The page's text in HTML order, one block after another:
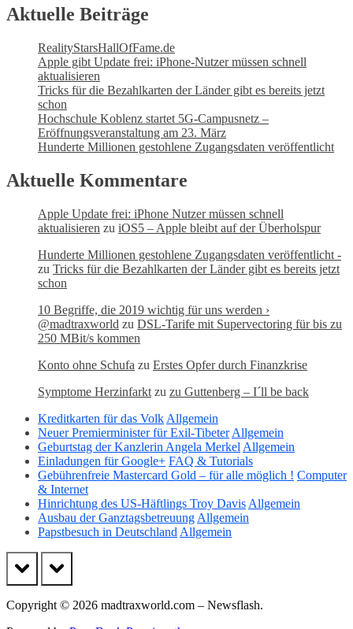
Aktuelle Beiträge
RealityStarsHallOfFame.de
Apple gibt Update frei: iPhone-Nutzer müssen schnell
aktualisieren
Tricks für die Bezahlkarten der Länder gibt es bereits jetzt
schon
Hochschule Koblenz startet 5G-Campusnetz –
Eröffnungsveranstaltung am 23. März
Hunderte Millionen gestohlene Zugangsdaten veröffentlicht
Aktuelle Kommentare
Apple Update frei: iPhone Nutzer müssen schnell
aktualisieren zu iOS5 – Apple bleibt auf der Überholspur
Hunderte Millionen gestohlene Zugangsdaten veröffentlicht -
zu Tricks für die Bezahlkarten der Länder gibt es bereits jetzt
schon
10 Begriffe, die 2019 wichtig für uns werden ›
@madtraxworld zu DSL-Tarife mit Supervectoring für bis zu
250 MBit/s kommen
Konto ohne Schufa zu Erstes Opfer durch Finanzkrise
Symptome Herzinfarkt zu zu Guttenberg – I´ll be back
Kreditkarten für das Volk Allgemein
Neuer Premierminister für Exil-Tibeter Allgemein
Geburtstag der Kanzlerin Angela Merkel Allgemein
Einladungen für Google+ FAQ & Tutorials
Gebührenfreie Mastercard Gold – für alle möglich ! Computer
& Internet
Hinrichtung des US-Häftlings Troy Davis Allgemein
Ausbau der Ganztagsbetreuung Allgemein
Papstbesuch in Deutschland Allgemein
prev next
Copyright © 2026 madtraxworld.com – Newsflash.